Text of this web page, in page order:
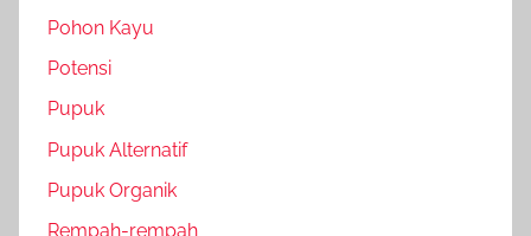
Pohon Kayu
Potensi
Pupuk
Pupuk Alternatif
Pupuk Organik
Rempah-rempah